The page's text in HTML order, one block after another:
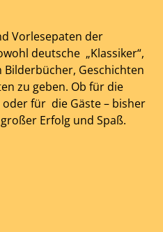
Vorlesepaten der
deutsche „Klassiker“,
Geschichten
zu geben. Ob für die
für die Gäste – bisher
Erfolg und Spaß.